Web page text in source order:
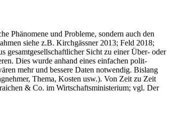
Phänomene und Probleme, sondern auch den
siehe z.B. Kirchgässner 2013; Feld 2018;
gesamtgesellschaftlicher Sicht zu einer Über- oder
Dies wurde anhand eines einfachen polit-
mehr und bessere Daten notwendig. Bislang
Thema, Kosten usw.). Von Zeit zu Zeit
& Co. im Wirtschaftsministerium; vgl. Der